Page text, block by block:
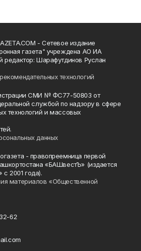
- Сетевое издание
газета" учреждена АО ИА
редактор: Шарафутдинов Руслан
технологий
СМИ № ФС77-50803 от
службой по надзору в сфере
технологий и массовых
данных
- правопреемница первой
«БАШвестЪ» (издается
2001 года).
материалов «Общественной
62